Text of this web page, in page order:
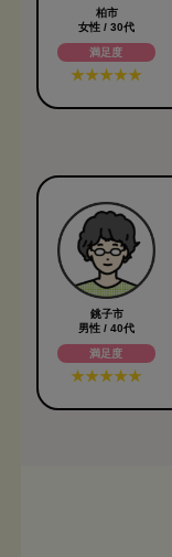
柏市
女性 / 30代
満足度
銚子市
男性 / 40代
満足度